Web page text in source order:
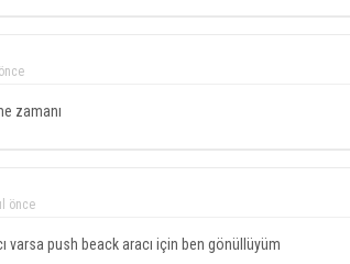
zamanı
önce
varsa push beack aracı için ben gönüllüyüm